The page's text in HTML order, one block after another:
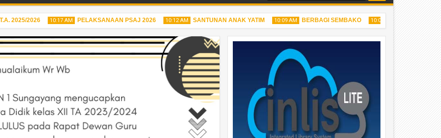
2025/2026 10:17 AM PELAKSANAAN PSAJ 2026 10:12 AM
29 Apr
2026
SANTUNAN ANAK YATIM 10:09 AM
29
BERBAGI SEMBAKO 10:05 AM
29